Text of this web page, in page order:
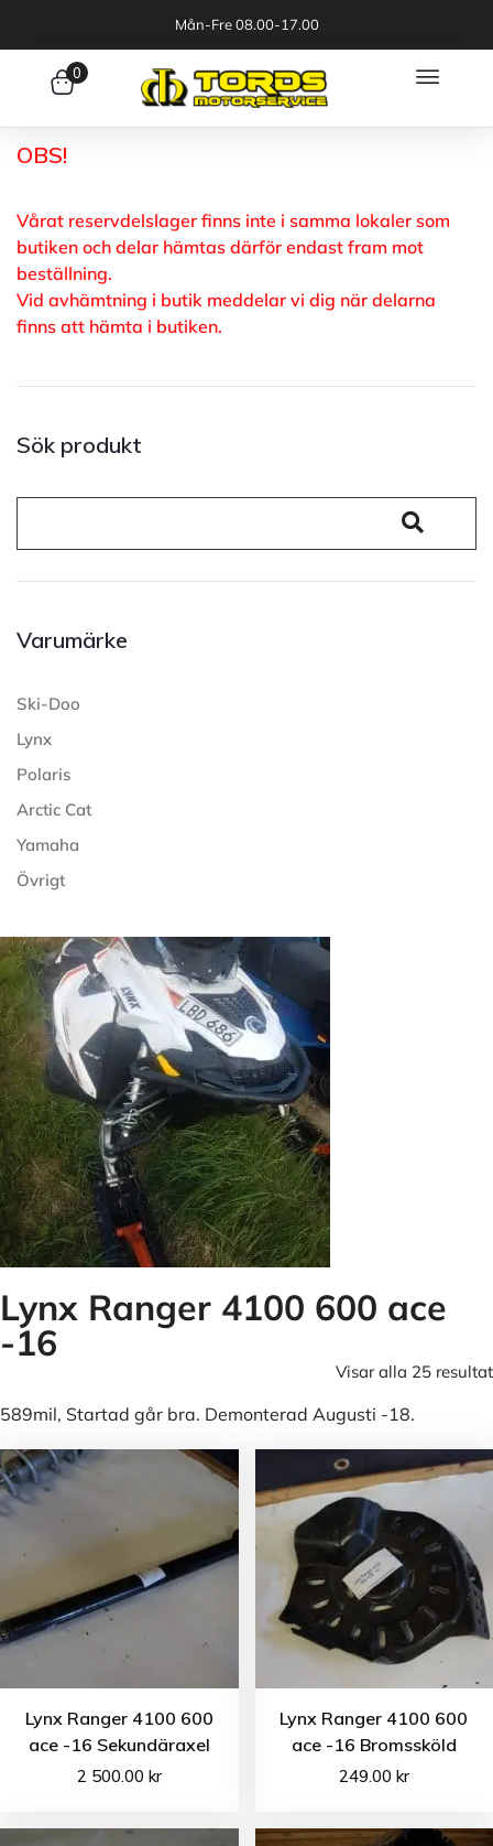
Mån-Fre 08.00-17.00
0
OBS!
Vårat reservdelslager finns inte i samma lokaler som
butiken och delar hämtas därför endast fram mot
beställning.
Vid avhämtning i butik meddelar vi dig när delarna
finns att hämta i butiken.
Sök produkt
Varumärke
Ski-Doo
Lynx
Polaris
Arctic Cat
Yamaha
Övrigt
Lynx Ranger 4100 600 ace
-16
Visar alla 25 resultat
589mil, Startad går bra. Demonterad Augusti -18.
Lynx Ranger 4100 600
ace -16 Sekundäraxel
2 500.00 kr
Lynx Ranger 4100 600
ace -16 Bromssköld
249.00 kr